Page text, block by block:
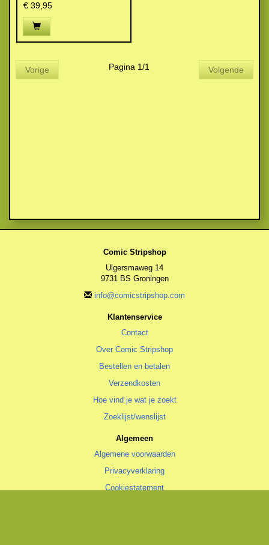
€ 39,95
Vorige Pagina 1/1 Volgende
Comic Stripshop
Ulgersmaweg 14
9731 BS Groningen
info@comicstripshop.com
Klantenservice
Contact
Over Comic Stripshop
Bestellen en betalen
Verzendkosten
Hoe vind je wat je zoekt
Zoeklijst/wenslijst
Algemeen
Algemene voorwaarden
Privacyverklaring
Cookiestatement